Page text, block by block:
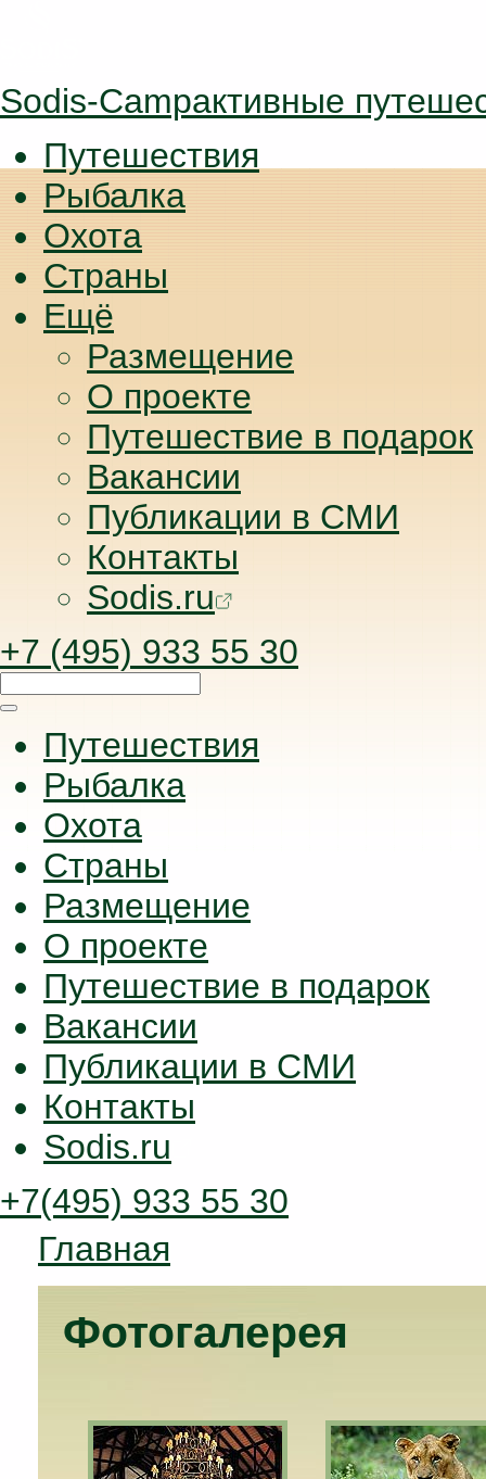
Sodis-Campактивные
Путешествия
Рыбалка
Охота
Страны
Ещё
Размещение
О проекте
Путешествие в подарок
Вакансии
Публикации в СМИ
Контакты
Sodis.ru
+7 (495) 933 55 30
Путешествия
Рыбалка
Охота
Страны
Размещение
О проекте
Путешествие в подарок
Вакансии
Публикации в СМИ
Контакты
Sodis.ru
+7(495) 933 55 30
Главная
Фотогалерея